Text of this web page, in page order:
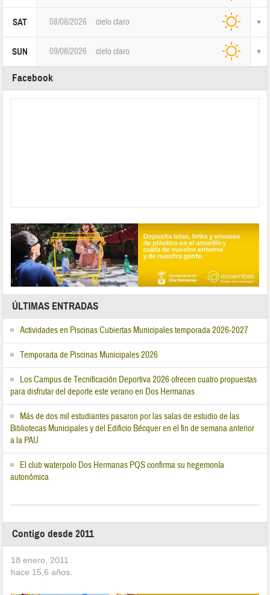
SAT 08/08/2026 cielo claro
SUN 09/08/2026 cielo claro
Facebook
ÚLTIMAS ENTRADAS
Actividades en Piscinas Cubiertas Municipales temporada 2026-2027
Temporada de Piscinas Municipales 2026
Los Campus de Tecnificación Deportiva 2026 ofrecen cuatro propuestas
para disfrutar del deporte este verano en Dos Hermanas
Más de dos mil estudiantes pasaron por las salas de estudio de las
Bibliotecas Municipales y del Edificio Bécquer en el fin de semana anterior
a la PAU
El club waterpolo Dos Hermanas PQS confirma su hegemonía
autonómica
Contigo desde 2011
18 enero, 2011
hace 15,6 años.